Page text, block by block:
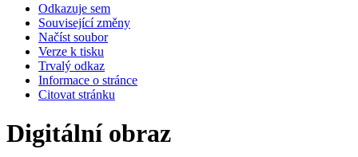
Odkazuje sem
Související změny
Načíst soubor
Verze k tisku
Trvalý odkaz
Informace o stránce
Citovat stránku
Digitální obraz